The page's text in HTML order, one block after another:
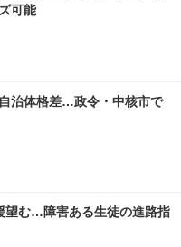
可能
治体格差…政令・中核市で
望む…障害ある生徒の進路指